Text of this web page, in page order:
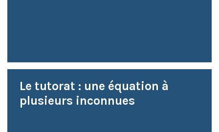
Le tutorat : une équation à
plusieurs inconnues